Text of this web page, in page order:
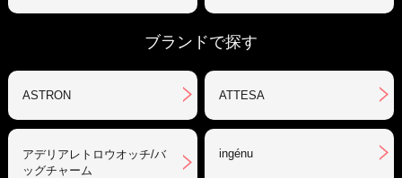
ブランドで探す
ASTRON ATTESA
アデリアレトロウオッチ/バ
ッグチャーム
ingénu